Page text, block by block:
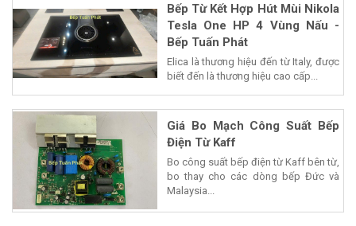
Bếp Từ Kết Hợp Hút Mùi Nikola
Tesla One HP 4 Vùng Nấu -
Bếp Tuấn Phát
Elica là thương hiệu đến từ Italy, được
biết đến là thương hiệu cao cấp...
Giá Bo Mạch Công Suất Bếp
Điện Từ Kaff
Bo công suất bếp điện từ Kaff bên từ,
bo thay cho các dòng bếp Đức và
Malaysia...